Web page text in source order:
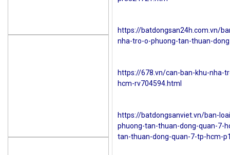
https://batdongsan24h.com.vn/
nha-tro-o-phuong-tan-thuan-
https://678.vn/can-ban-khu-nha-
hcm-rv704594.html
https://batdongsanviet.vn/ban-
phuong-tan-thuan-dong-quan-7-
tan-thuan-dong-quan-7-tp-hcm-